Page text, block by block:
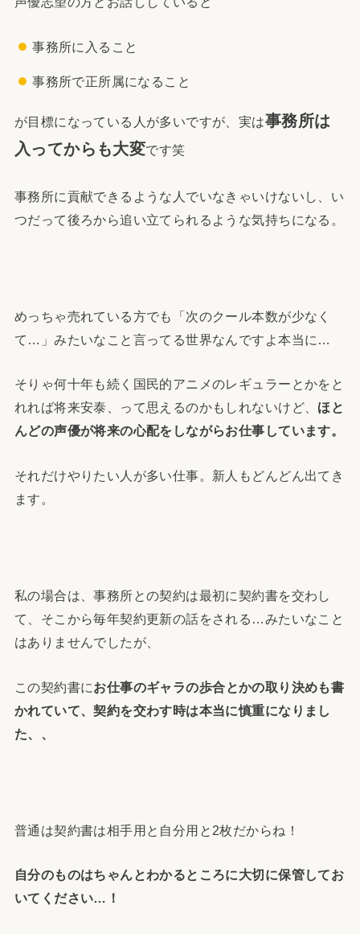
事務所に入ること
事務所で正所属になること
が目標になっている人が多いですが、実は事務所は
入ってからも大変です笑
事務所に貢献できるような人でいなきゃいけないし、い
つだって後ろから追い立てられるような気持ちになる。
めっちゃ売れている方でも「次のクール本数が少なく
て…」みたいなこと言ってる世界なんですよ本当に…
そりゃ何十年も続く国民的アニメのレギュラーとかをと
れれば将来安泰、って思えるのかもしれないけど、 ほと
んどの声優が将来の心配をしながらお仕事しています。
それだけやりたい人が多い仕事。新人もどんどん出てき
ます。
私の場合は、事務所との契約は最初に契約書を交わし
て、そこから毎年契約更新の話をされる…みたいなこと
はありませんでしたが、
この契約書にお仕事のギャラの歩合とかの取り決めも書
かれていて、契約を交わす時は本当に慎重になりまし
た、、
普通は契約書は相手用と自分用と2枚だからね！
自分のものはちゃんとわかるところに大切に保管してお
いてください…！